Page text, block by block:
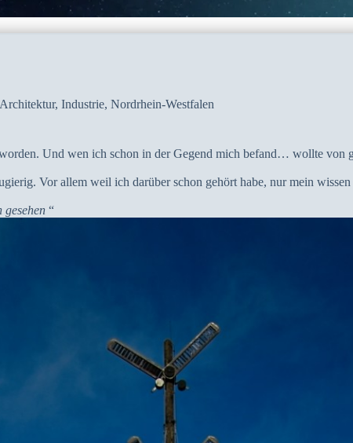
Architektur, Industrie, Nordrhein-Westfalen
Und wen ich schon in der Gegend mich befand… wollte von
Vor allem weil ich darüber schon gehört habe, nur mein
“